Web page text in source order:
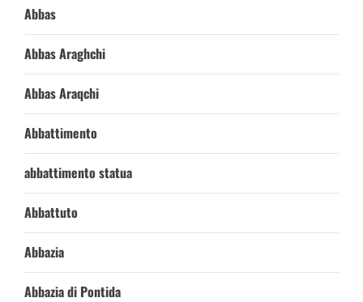
Abbas
Abbas Araghchi
Abbas Araqchi
Abbattimento
abbattimento statua
Abbattuto
Abbazia
Abbazia di Pontida